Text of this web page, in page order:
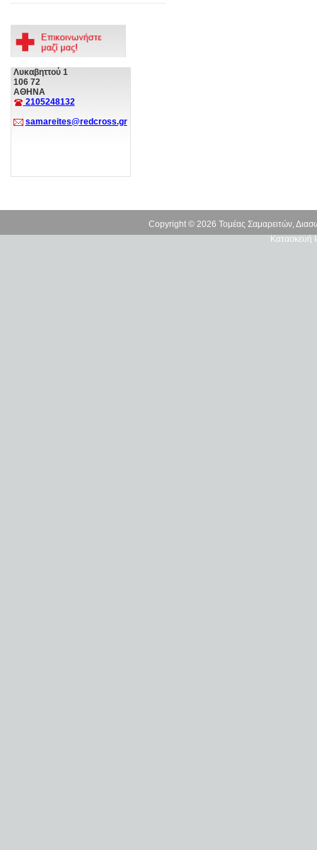
Λυκαβηττού 1
106 72
ΑΘΗΝΑ
2105248132
samareites@redcross.gr
Copyright © 2026 Τομέας Σαμαρειτών,
Κατασκευή